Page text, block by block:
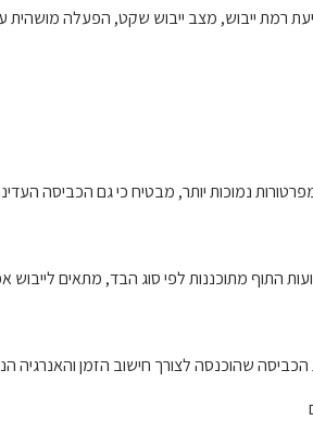
מצב ייבוש שקט, הפעלה מושהית עד 20 שעות, ביטול התראות
נמוכות יותר, מבטיח כי גם הכביסה
התוף מתוכננות לפי סוג הבד, מתאים לייבוש